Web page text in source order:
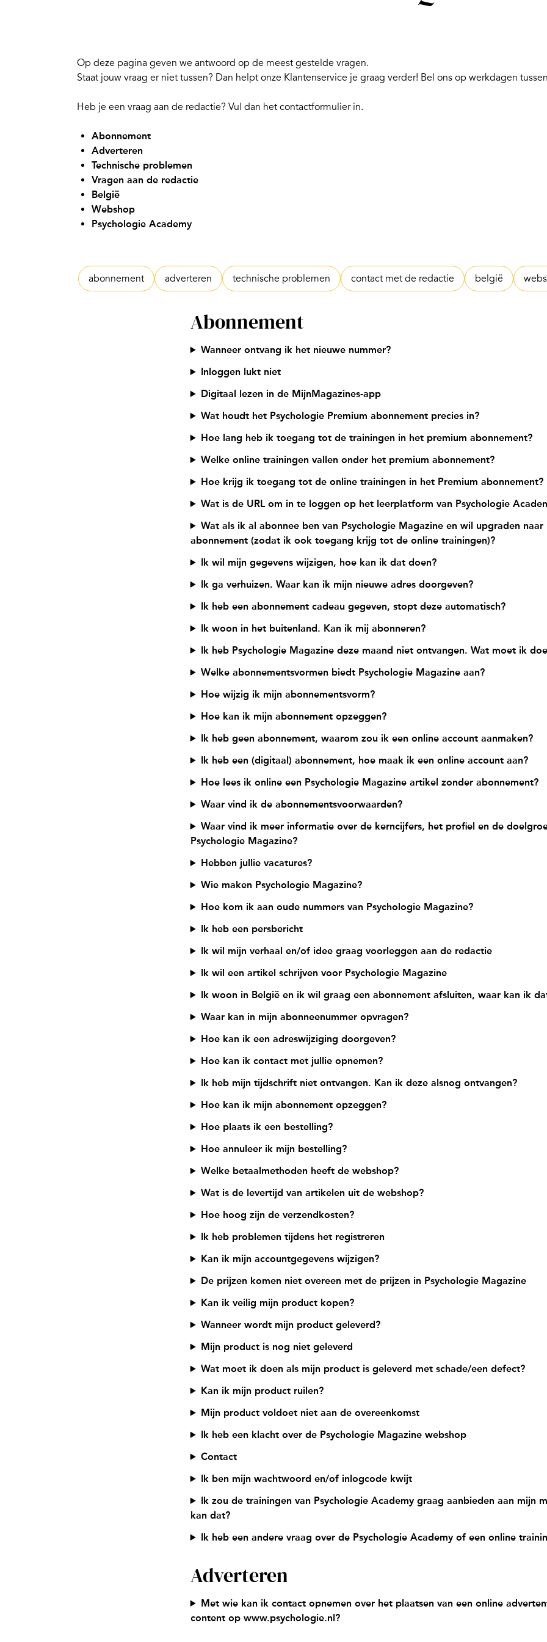
Op deze pagina geven we antwoord op de meest gestelde vragen.
Staat jouw vraag er niet tussen? Dan helpt onze Klantenservice je graag verder! Bel ons op werkdagen
Heb je een vraag aan de redactie? Vul dan het contactformulierin.
Abonnement
Adverteren
Technische problemen
Vragen aan de redactie
België
Webshop
Psychologie Academy
abonnement adverteren technische problemen contact met de redactie belgië
Abonnement
Wanneer ontvang ik het nieuwe nummer?
Inloggen lukt niet
Digitaal lezen in de MijnMagazines-app
Wat houdt het Psychologie Premium abonnement precies in?
Hoe lang heb ik toegang tot de trainingen in het premium abonnement?
Welke online trainingen vallen onder het premium abonnement?
Hoe krijg ik toegang tot de online trainingen in het Premium abonnement?
Wat is de URL om in te loggen op het leerplatform van Psychologie
Wat als ik al abonnee ben van Psychologie Magazine en wil upgraden naar
abonnement (zodat ik ook toegang krijg tot de online trainingen)?
Ik wil mijn gegevens wijzigen, hoe kan ik dat doen?
Ik ga verhuizen. Waar kan ik mijn nieuwe adres doorgeven?
Ik heb een abonnement cadeau gegeven, stopt deze automatisch?
Ik woon in het buitenland. Kan ik mij abonneren?
Ik heb Psychologie Magazine deze maand niet ontvangen. Wat moet ik
Welke abonnementsvormen biedt Psychologie Magazine aan?
Hoe wijzig ik mijn abonnementsvorm?
Hoe kan ik mijn abonnement opzeggen?
Ik heb geen abonnement, waarom zou ik een online account aanmaken?
Ik heb een (digitaal) abonnement, hoe maak ik een online account aan?
Hoe lees ik online een Psychologie Magazine artikel zonder abonnement?
Waar vind ik de abonnementsvoorwaarden?
Waar vind ik meer informatie over de kerncijfers, het profiel en de
Psychologie Magazine?
Hebben jullie vacatures?
Wie maken Psychologie Magazine?
Hoe kom ik aan oude nummers van Psychologie Magazine?
Ik heb een persbericht
Ik wil mijn verhaal en/of idee graag voorleggen aan de redactie
Ik wil een artikel schrijven voor Psychologie Magazine
Ik woon in België en ik wil graag een abonnement afsluiten, waar kan ik
Waar kan in mijn abonneenummer opvragen?
Hoe kan ik een adreswijziging doorgeven?
Hoe kan ik contact met jullie opnemen?
Ik heb mijn tijdschrift niet ontvangen. Kan ik deze alsnog ontvangen?
Hoe kan ik mijn abonnement opzeggen?
Hoe plaats ik een bestelling?
Hoe annuleer ik mijn bestelling?
Welke betaalmethoden heeft de webshop?
Wat is de levertijd van artikelen uit de webshop?
Hoe hoog zijn de verzendkosten?
Ik heb problemen tijdens het registreren
Kan ik mijn accountgegevens wijzigen?
De prijzen komen niet overeen met de prijzen in Psychologie Magazine
Kan ik veilig mijn product kopen?
Wanneer wordt mijn product geleverd?
Mijn product is nog niet geleverd
Wat moet ik doen als mijn product is geleverd met schade/een defect?
Kan ik mijn product ruilen?
Mijn product voldoet niet aan de overeenkomst
Ik heb een klacht over de Psychologie Magazine webshop
Contact
Ik ben mijn wachtwoord en/of inlogcode kwijt
Ik zou de trainingen van Psychologie Academy graag aanbieden aan mijn
kan dat?
Ik heb een andere vraag over de Psychologie Academy of een online
Adverteren
Met wie kan ik contact opnemen over het plaatsen van een online
content op www.psychologie.nl?